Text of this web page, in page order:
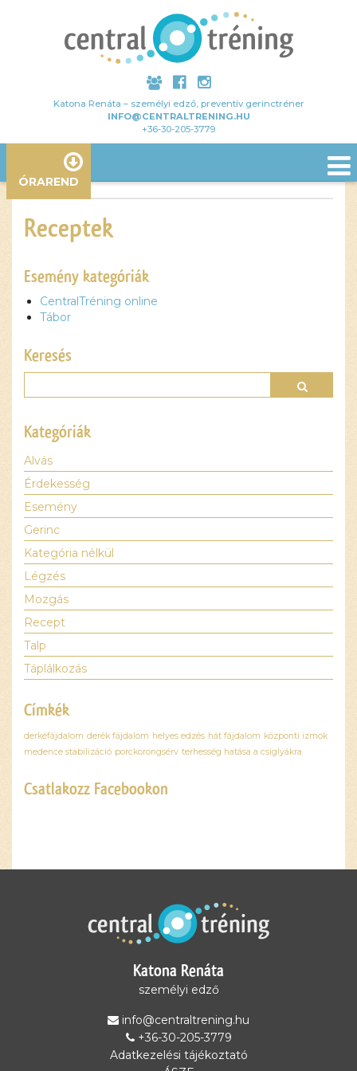
Katona Renáta – személyi edző, preventív gerinctréner
INFO@CENTRALTRENING.HU
+36-30-205-3779
ÓRAREND
Receptek
Esemény kategóriák
CentralTréning online
Tábor
Keresés
Kategóriák
Alvás
Érdekesség
Esemény
Gerinc
Kategória nélkül
Légzés
Mozgás
Recept
Talp
Táplálkozás
Címkék
derkéfájdalom derék fájdalom helyes edzés hát fájdalom központi izmok
medence stabilizáció porckorongsérv terhesség hatása a csiglyákra
Csatlakozz Facebookon
blokkolva
Katona Renáta
személyi edző
info@centraltrening.hu
+36-30-205-3779
Adatkezelési tájékoztató